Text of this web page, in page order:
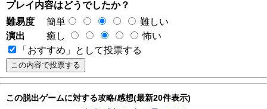
プレイ内容はどうでしたか？
難易度
簡単
難しい
演出
癒し
怖い
「おすすめ」として投票する
この脱出ゲームに対する攻略/感想(最新20件表示)